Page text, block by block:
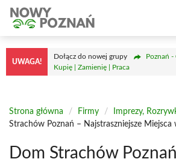
Przejdź
treści
UWAGA!
Dołącz do nowej grupy
Poznań -
Kupię | Zamienię | Praca
Strona główna / Firmy / Imprezy,
Strachów Poznań – Najstraszniejsze
Dom Strachów